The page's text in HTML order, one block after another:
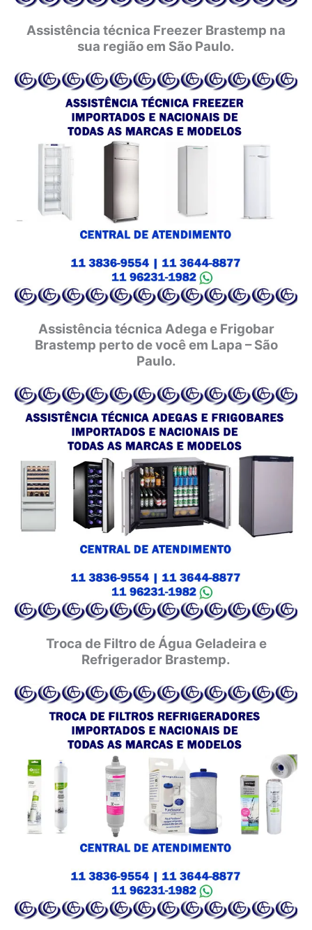
Assistência técnica Freezer Brastemp na
sua região em São Paulo.
Assistência técnica Adega e Frigobar
Brastemp perto de você em Lapa – São
Paulo.
Troca de Filtro de Água Geladeira e
Refrigerador Brastemp.